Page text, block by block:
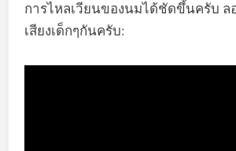
การไหลเวียนของนมได้ชัดขึ้นครับ ล
เสียงเด็กๆกันครับ: